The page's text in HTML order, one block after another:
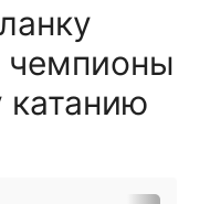
чемпионы
катанию